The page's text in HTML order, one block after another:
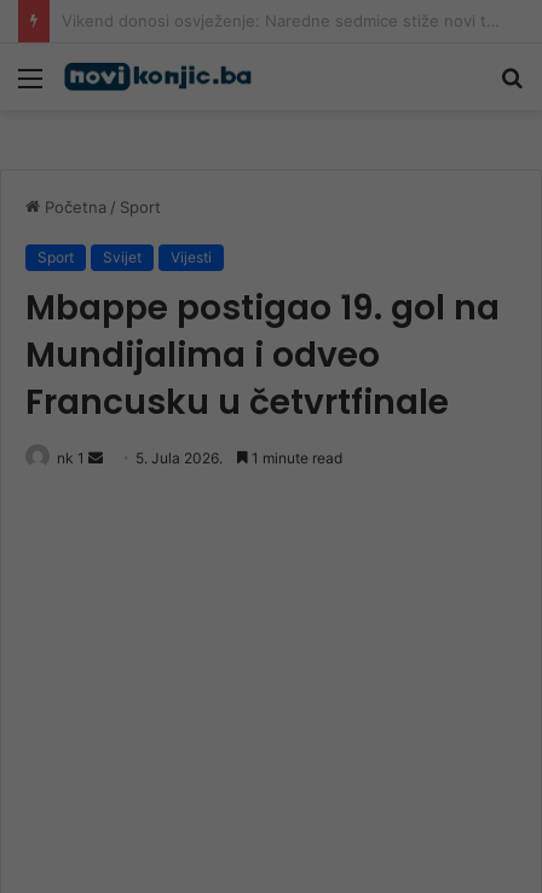
Bosanac zaboravio suprugu na granici, samo nastavio voziti za Njemačku bez nje
Meni
Početna / Sport
Sport Svijet Vijesti
Mbappe postigao 19. gol na
Mundijalima i odveo
Francusku u četvrtfinale
nk 1
Send 5. Jula 2026. 1 minute read